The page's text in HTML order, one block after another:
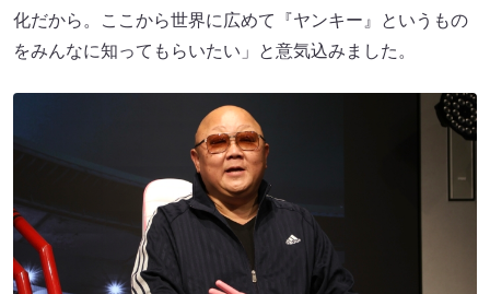
化だから。ここから世界に広めて『ヤンキー』というもの
をみんなに知ってもらいたい」と意気込みました。